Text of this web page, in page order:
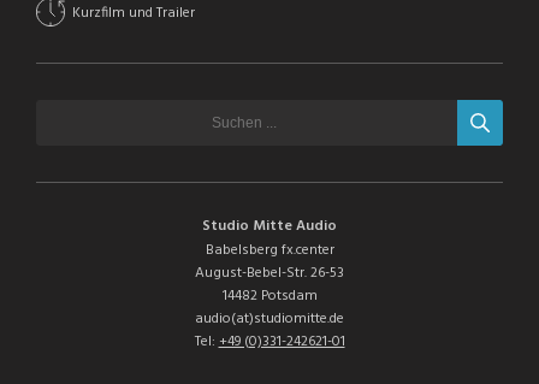
Kurzfilm und Trailer
Studio Mitte Audio
Babelsberg fx.center
August-Bebel-Str. 26-53
14482 Potsdam
audio(at)studiomitte.de
Tel:+49 (0)331-242621-01